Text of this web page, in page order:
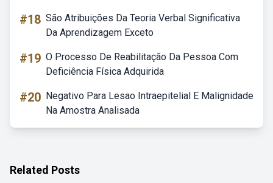
#18 São Atribuições Da Teoria Verbal Significativa
Da Aprendizagem Exceto
#19 O Processo De Reabilitação Da Pessoa Com
Deficiência Física Adquirida
#20 Negativo Para Lesao Intraepitelial E Malignidade
Na Amostra Analisada
Related Posts